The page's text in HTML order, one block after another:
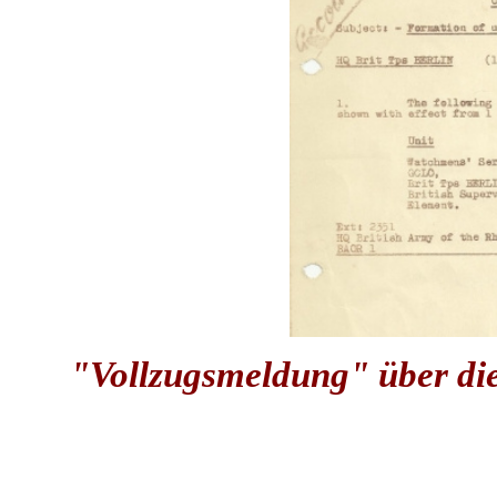
"Vollzugsmeldung" über